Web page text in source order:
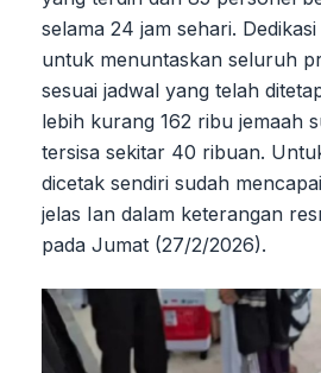
selama 24 jam sehari.
untuk menuntaskan seluruh
sesuai jadwal yang telah
lebih kurang 162 ribu jemaah
tersisa sekitar 40 ribuan.
dicetak sendiri sudah
jelas Ian dalam keterangan
pada Jumat (27/2/2026).